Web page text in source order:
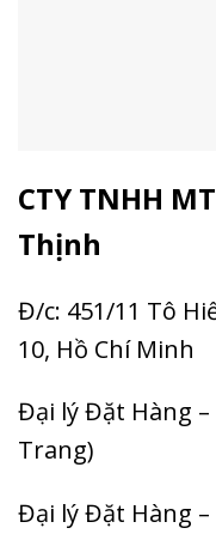
CTY TNHH
Thịnh
Đ/c: 451/11 Tô
10, Hồ Chí Minh
Đại lý Đặt Hàng –
Trang)
Đại lý Đặt Hàng –